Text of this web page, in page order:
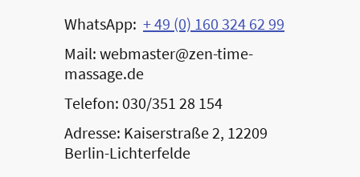
WhatsApp: + 49 (0) 160 324 62 99
Mail: webmaster@zen-time-
massage.de
Telefon: 030/351 28 154
Adresse: Kaiserstraße 2, 12209
Berlin-Lichterfelde